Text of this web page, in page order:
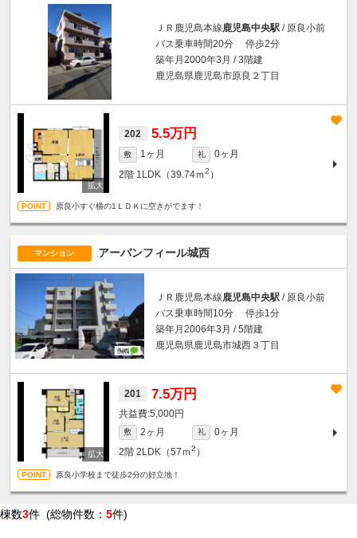
ＪＲ鹿児島本線鹿児島中央駅 / 原良小前
バス乗車時間20分 停歩2分
築年月2000年3月 / 3階建
鹿児島県鹿児島市原良２丁目
202 5.5万円
敷 1ヶ月 礼
0ヶ月
2階 1LDK（39.74ｍ2 ）
原良小すぐ横の1ＬＤＫに空きがでます！
マンション アーバンフィール城西
ＪＲ鹿児島本線鹿児島中央駅 / 原良小前
バス乗車時間10分 停歩1分
築年月2006年3月 / 5階建
鹿児島県鹿児島市城西３丁目
201 7.5万円
5,000円
敷 2ヶ月 礼
0ヶ月
2階 2LDK（57ｍ2 ）
原良小学校まで徒歩2分の好立地！
棟数3件 (総物件数： 5件)